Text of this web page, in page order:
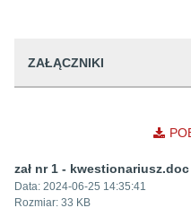
ZAŁĄCZNIKI
zał nr 1 - kwestionariusz.doc
Data: 2024-06-25 14:35:41
Rozmiar: 33 KB